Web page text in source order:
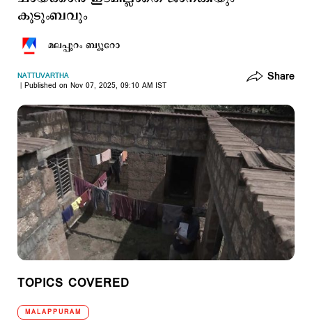
കുടുംബവും
മലപ്പുറം ബ്യൂറോ
NATTUVARTHA
Published on Nov 07, 2025, 09:10 AM IST
Share
TOPICS COVERED
MALAPPURAM